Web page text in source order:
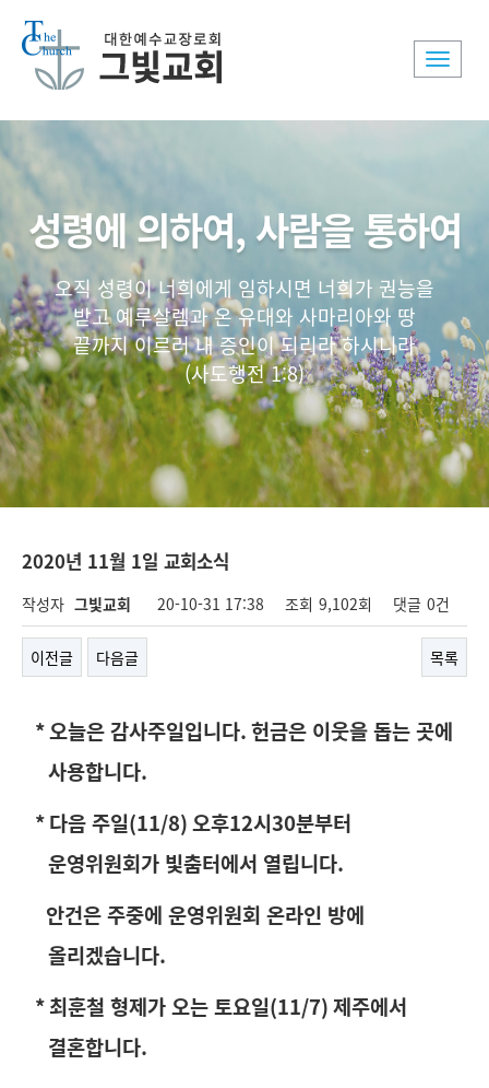
Toggle
성령에 의하여, 사람을 통하여
오직 성령이 너희에게 임하시면 너희가 권능을
받고 예루살렘과 온 유대와 사마리아와 땅
끝까지 이르러 내 증인이 되리라 하시니라
(사도행전 1:8)
2020년 11월 1일 교회소식
작성자 그빛교회 20-10-31 17:38 조회 9,102회 댓글 0건
이전글 다음글 목록
*오늘은 감사주일입니다.헌금은 이웃을 돕는 곳에
사용합니다.
*다음 주일(11/8)오후12시30분부터
운영위원회가 빛춤터에서 열립니다.
안건은 주중에 운영위원회 온라인 방에
올리겠습니다.
*최훈철 형제가 오는 토요일(11/7)제주에서
결혼합니다.